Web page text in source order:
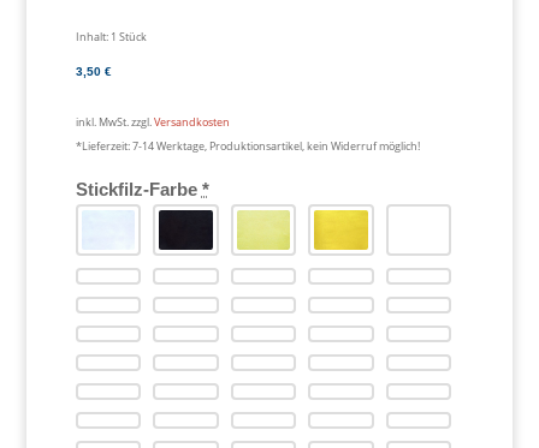
Inhalt: 1 Stück
3,50 €
inkl. MwSt.zzgl.Versandkosten
*Lieferzeit:7-14 Werktage, Produktionsartikel, kein Widerruf möglich!
Stickfilz-Farbe *